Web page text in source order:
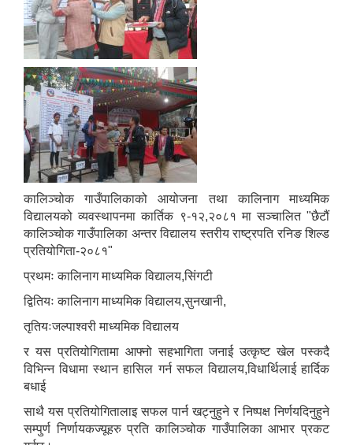
कालिञ्चोक गाउँपालिकाको आयोजना तथा कालिनाग माध्यमिक
विद्यालयको व्यवस्थापनमा कार्तिक ९-१२,२०८१ मा सञ्चालित "छैटौं
कालिञ्चोक गाउँपालिका अन्तर विद्यालय स्तरीय राष्ट्रपति रनिङ शिल्ड
प्रतियोगिता-२०८१"
प्रथमः कालिनाग माध्यमिक विद्यालय,सिंगटी
द्वितियः कालिनाग माध्यमिक विद्यालय,सुनखानी,
तृतियःजल्पाश्वरी माध्यमिक विद्यालय
र यस प्रतियोगितामा आफ्नो सहभागिता जनाई उत्कृष्ट खेल पस्कदै
विभिन्न विधामा स्थान हासिल गर्न सफल विद्यालय,विधार्थिलाई हार्दिक
बधाई
साथै यस प्रतियोगितालाइ सफल पार्न खट्नुहुने र निष्पक्ष निर्णयदिनुहुने
सम्पुर्ण निर्णायकज्यूहरु प्रति कालिञ्चोक गाउँपालिका आभार प्रकट